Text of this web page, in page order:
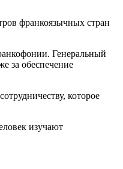
франкоязычных стран
Генеральный
за обеспечение
которое
изучают